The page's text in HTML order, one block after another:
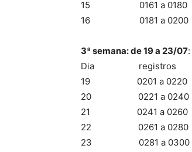
15 0161 a 0180
16 0181 a 0200
3ª semana: de 19 a 23/07:
Dia registros
19 0201 a 0220
20 0221 a 0240
21 0241 a 0260
22 0261 a 0280
23 0281 a 0300